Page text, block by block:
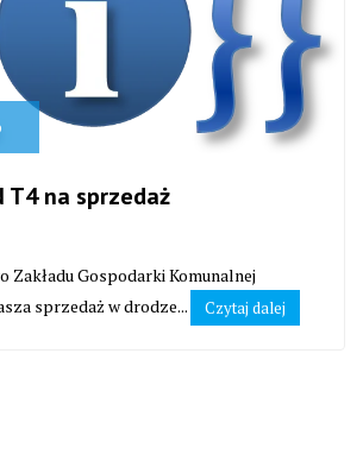
T4 na sprzedaż
Zakładu Gospodarki Komunalnej
sprzedaż w drodze...
Czytaj dalej